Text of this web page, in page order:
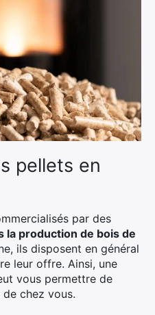
pellets en
par des
la production de bois de
ils disposent en général
leur offre. Ainsi, une
vous permettre de
chez vous.
×